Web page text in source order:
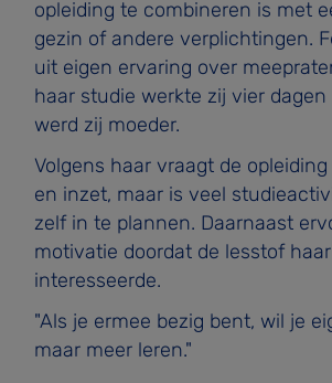
opleiding te combineren is met
gezin of andere verplichtingen.
uit eigen ervaring over
haar studie werkte zij vier dagen
werd zij moeder.
Volgens haar vraagt de
en inzet, maar is veel
zelf in te plannen. Daarnaast
motivatie doordat de lesstof
interesseerde.
"Als je ermee bezig bent, wil je
maar meer leren."